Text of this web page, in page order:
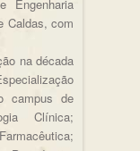
Engenharia
Caldas, com
na década
campus de
Clínica;